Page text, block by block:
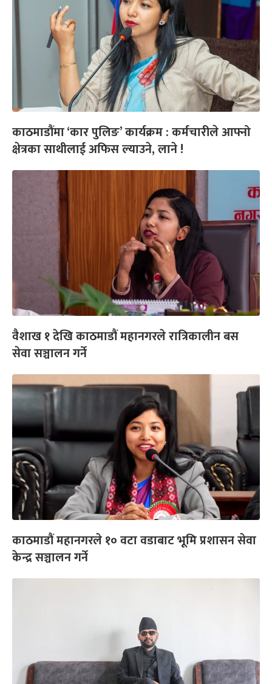
काठमाडौंमा ‘कार पुलिङ’ कार्यक्रम : कर्मचारीले आफ्नो
क्षेत्रका साथीलाई अफिस ल्याउने, लाने !
वैशाख १ देखि काठमाडौं महानगरले रात्रिकालीन बस
सेवा सञ्चालन गर्ने
काठमाडौं महानगरले १० वटा वडाबाट भूमि प्रशासन सेवा
केन्द्र सञ्चालन गर्ने